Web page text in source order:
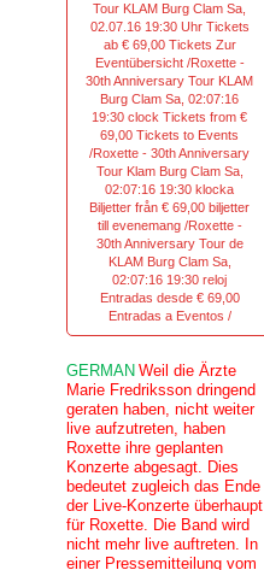
Tour KLAM Burg Clam Sa,
02.07.16 19:30 Uhr Tickets
ab € 69,00 Tickets Zur
Eventübersicht /Roxette -
30th Anniversary Tour KLAM
Burg Clam Sa, 02:07:16
19:30 clock Tickets from €
69,00 Tickets to Events
/Roxette - 30th Anniversary
Tour Klam Burg Clam Sa,
02:07:16 19:30 klocka
Biljetter från € 69,00 biljetter
till evenemang /Roxette -
30th Anniversary Tour de
KLAM Burg Clam Sa,
02:07:16 19:30 reloj
Entradas desde € 69,00
Entradas a Eventos /
GERMAN Weil die Ärzte
Marie Fredriksson dringend
geraten haben, nicht weiter
live aufzutreten, haben
Roxette ihre geplanten
Konzerte abgesagt. Dies
bedeutet zugleich das Ende
der Live-Konzerte überhaupt
für Roxette. Die Band wird
nicht mehr live auftreten. In
einer Pressemitteilung vom